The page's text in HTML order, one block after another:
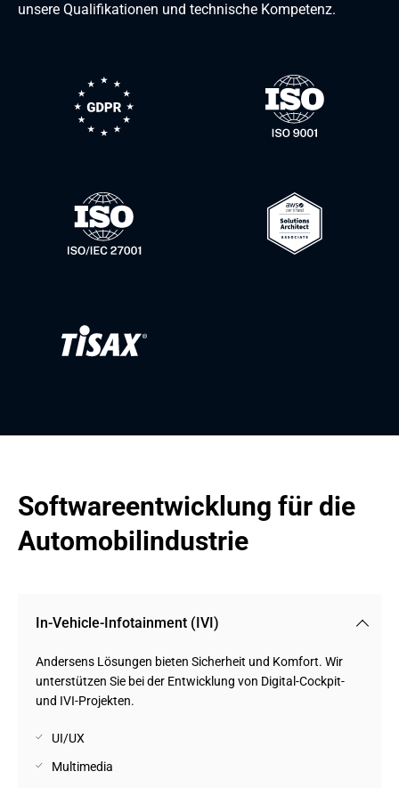
unsere Qualifikationen und technische Kompetenz.
Softwareentwicklung für die
Automobilindustrie
In-Vehicle-Infotainment (IVI)
Andersens Lösungen bieten Sicherheit und Komfort. Wir
unterstützen Sie bei der Entwicklung von Digital-Cockpit-
und IVI-Projekten.
UI/UX
Multimedia